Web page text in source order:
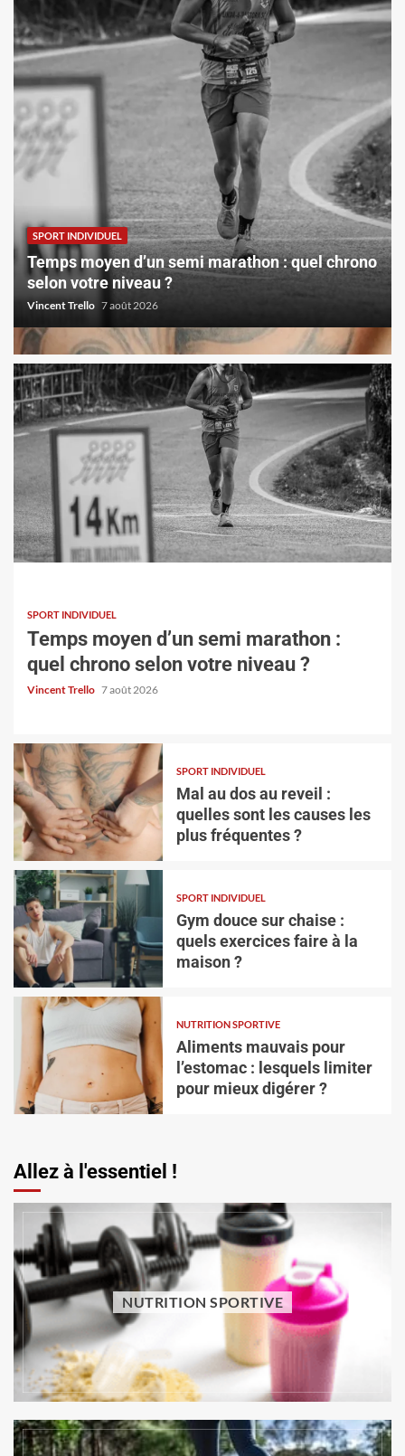
SPORT INDIVIDUEL
Temps moyen d’un semi marathon : quel chrono
selon votre niveau ?
Vincent Trello 7 août 2026
Mal au dos au reveil : quelles sont les causes
les plus fréquentes ?
Vincent Trello
SPORT INDIVIDUEL
Gym douce sur chaise : quels exercices faire à
la maison ?
Vincent Trello 3 août 2026
NUTRITION SPORTIVE
Aliments mauvais pour l’estomac : lesquels
limiter pour mieux digérer ?
Vincent Trello 31 juillet 2026
SPORT INDIVIDUEL
Temps moyen d’un semi marathon :
quel chrono selon votre niveau ?
Vincent Trello 7 août 2026
SPORT INDIVIDUEL
Mal au dos au reveil :
quelles sont les causes les
plus fréquentes ?
SPORT INDIVIDUEL
Gym douce sur chaise :
quels exercices faire à la
maison ?
NUTRITION SPORTIVE
Aliments mauvais pour
l’estomac : lesquels limiter
pour mieux digérer ?
Allez à l'essentiel !
NUTRITION SPORTIVE